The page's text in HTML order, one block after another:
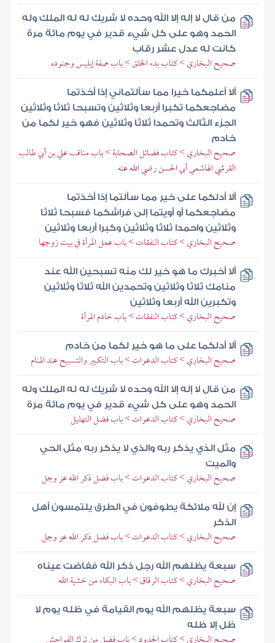
من قال لا إله إلا الله وحده لا شريك له له الملك وله
الحمد وهو على كل شيء قدير في يوم مائة مرة
كانت له عدل عشر رقاب
صحيح البخاري > كتاب بدء الخلق > باب صفة إبليس وجنوده
ألا أعلمكما خيرا مما سألتماني إذا أخذتما
مضاجعكما تكبرا أربعا وثلاثين وتسبحا ثلاثا وثلاثين
الجزء الثالث وتحمدا ثلاثا وثلاثين فهو خير لكما من
خادم
صحيح البخاري > كتاب فضائل الصحابة > باب مناقب علي بن أبي طالب
القرشي الهاشمي أبي الحسن رضي الله عنه
ألا أدلكما على خير مما سألتما إذا أخذتما
مضاجعكما أو أويتما إلى فراشكما فسبحا ثلاثا
وثلاثين واحمدا ثلاثا وثلاثين وكبرا أربعا وثلاثين
صحيح البخاري > كتاب النفقات > باب عمل المرأة في بيت زوجها
ألا أخبرك ما هو خير لك منه تسبحين الله عند
منامك ثلاثا وثلاثين وتحمدين الله ثلاثا وثلاثين
وتكبرين الله أربعا وثلاثين
صحيح البخاري > كتاب النفقات > باب خادم المرأة
ألا أدلكما على ما هو خير لكما من خادم
صحيح البخاري > كتاب الدعوات > باب التكبير والتسبيح عند المنام
من قال لا إله إلا الله وحده لا شريك له له الملك وله
الحمد وهو على كل شيء قدير في يوم مائة مرة
صحيح البخاري > كتاب الدعوات > باب فضل التهليل
مثل الذي يذكر ربه والذي لا يذكر ربه مثل الحي
والميت
صحيح البخاري > كتاب الدعوات > باب فضل ذكر الله عز وجل
إن لله ملائكة يطوفون في الطرق يلتمسون أهل
الذكر
صحيح البخاري > كتاب الدعوات > باب فضل ذكر الله عز وجل
سبعة يظلهم الله رجل ذكر الله ففاضت عيناه
صحيح البخاري > كتاب الرقاق > باب البكاء من خشية الله
سبعة يظلهم الله يوم القيامة في ظله يوم لا
ظل إلا ظله